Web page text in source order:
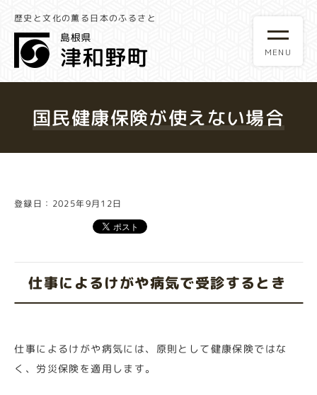
歴史と文化の薫る日本のふるさと
国民健康保険が使えない場合
登録日：2025年9月12日
仕事によるけがや病気で受診するとき
仕事によるけがや病気には、原則として健康保険ではな
く、労災保険を適用します。